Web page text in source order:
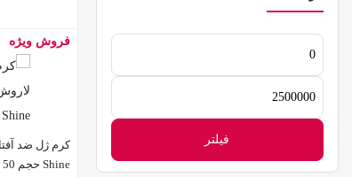
بالانس | Balance 1
بایو آکوا 1
بیزانس 0
قیمت
قیمت
فیلتر
بستن
فروش ویژه
Shine حجم 50 میلی لیتر